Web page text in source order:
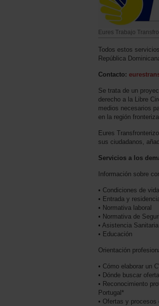
Eures Trabajo
Todos estos
República
Contacto:
Se trata de un
derecho a la Libre
medios necesarios
en la región
Eures
sus ciudadanos,
Servicios a los
Información sobre
• Condiciones de
• Entrada y
• Normativa laboral
• Normativa de
• Asistencia Sanitaria
• Educación
Orientación
• Cómo elaborar un
• Dónde buscar
• Reconocimiento
Portugal*
• Ofertas y